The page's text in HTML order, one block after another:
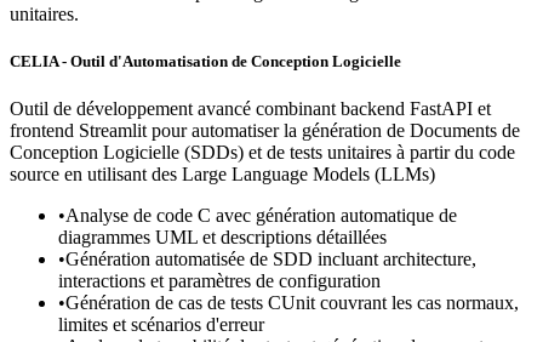
unitaires.
CELIA - Outil d'Automatisation de Conception Logicielle
Outil de développement avancé combinant backend FastAPI et
frontend Streamlit pour automatiser la génération de Documents de
Conception Logicielle (SDDs) et de tests unitaires à partir du code
source en utilisant des Large Language Models (LLMs)
•Analyse de code C avec génération automatique de
diagrammes UML et descriptions détaillées
•Génération automatisée de SDD incluant architecture,
interactions et paramètres de configuration
•Génération de cas de tests CUnit couvrant les cas normaux,
limites et scénarios d'erreur